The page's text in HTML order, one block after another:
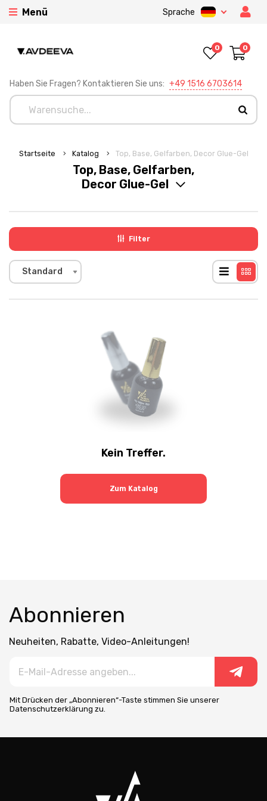
Menü Sprache
Haben Sie Fragen? Kontaktieren Sie uns: +49 1516 6703614
0 0
Startseite Katalog Top, Base, Gelfarben, Decor Glue-Gel
Top, Base, Gelfarben,
Decor Glue-Gel
Filter
Standard
Kein Treffer.
Zum Katalog
Abonnieren
Neuheiten, Rabatte, Video-Anleitungen!
Mit Drücken der „Abonnieren“-Taste stimmen Sie unserer
Datenschutzerklärung zu.